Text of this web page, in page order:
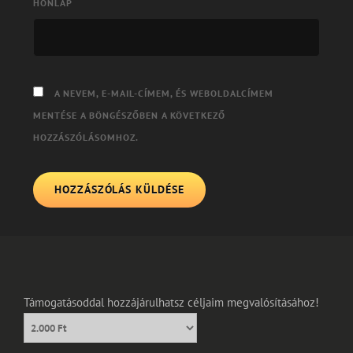
HONLAP
A NEVEM, E-MAIL-CÍMEM, ÉS WEBOLDALCÍMEM
MENTÉSE A BÖNGÉSZŐBEN A KÖVETKEZŐ
HOZZÁSZÓLÁSOMHOZ.
Támogatásoddal hozzájárulhatsz céljaim megvalósításához!